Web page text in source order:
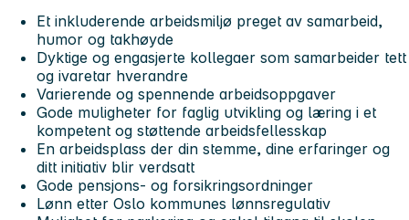
Et inkluderende arbeidsmiljø preget av samarbeid,
humor og takhøyde
Dyktige og engasjerte kollegaer som samarbeider tett
og ivaretar hverandre
Varierende og spennende arbeidsoppgaver
Gode muligheter for faglig utvikling og læring i et
kompetent og støttende arbeidsfellesskap
En arbeidsplass der din stemme, dine erfaringer og
ditt initiativ blir verdsatt
Gode pensjons- og forsikringsordninger
Lønn etter Oslo kommunes lønnsregulativ